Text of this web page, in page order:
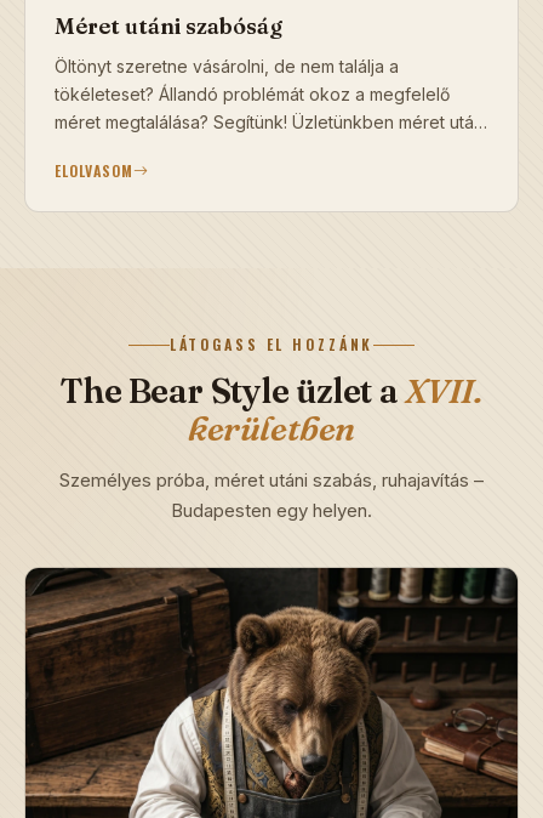
Méret utáni szabóság
Öltönyt szeretne vásárolni, de nem találja a
tökéleteset? Állandó problémát okoz a megfelelő
méret megtalálása? Segítünk! Üzletünkben méret utáni
megtervezzük és elkészítjük Ö
ELOLVASOM
LÁTOGASS EL HOZZÁNK
The Bear Style üzlet aXVII.
kerületben
Személyes próba, méret utáni szabás, ruhajavítás –
Budapesten egy helyen.